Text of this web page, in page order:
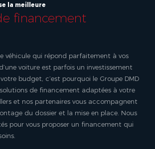
la meilleure
financement
véhicule qui répond parfaitement à vos
voiture est parfois un investissement
budget, c’est pourquoi le Groupe DMD
de financement adaptées à votre
et nos partenaires vous accompagnent
du dossier et la mise en place. Nous
pour vous proposer un financement qui